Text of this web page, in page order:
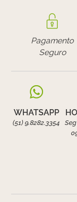
Pagamento
Seguro
WHATSAPP
(51) 9.8282.3354